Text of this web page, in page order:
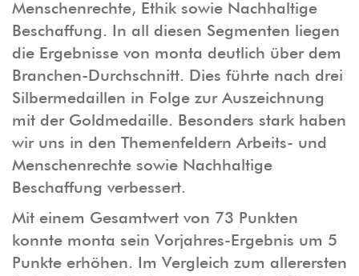
Menschenrechte, Ethik sowie Nachhaltige
Beschaffung. In all diesen Segmenten liegen
die Ergebnisse von monta deutlich über dem
Branchen-Durchschnitt. Dies führte nach drei
Silbermedaillen in Folge zur Auszeichnung
mit der Goldmedaille. Besonders stark haben
wir uns in den Themenfeldern Arbeits- und
Menschenrechte sowie Nachhaltige
Beschaffung verbessert.
Mit einem Gesamtwert von 73 Punkten
konnte monta sein Vorjahres-Ergebnis um 5
Punkte erhöhen. Im Vergleich zum allerersten